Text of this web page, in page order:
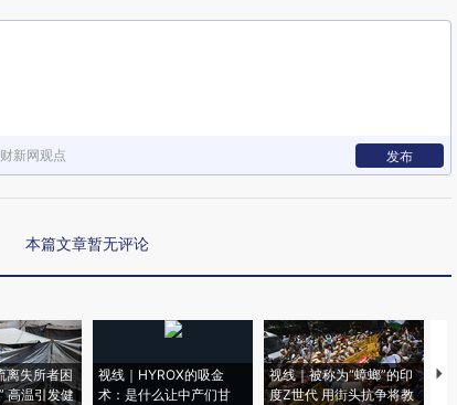
新网观点 发布
本篇文章暂无评论
离失所者困
高温引发健
视线｜HYROX的吸金
术：是什么让中产们甘
视线｜被称为“蟑螂”的印
度Z世代 用街头抗争将教
视